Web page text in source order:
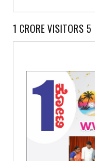
1 CRORE VISITORS 5